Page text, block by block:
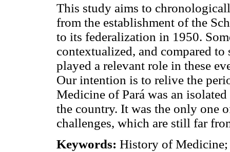
This study aims to
from the establishment of the
to its federalization in 1950.
contextualized, and compared
played a relevant role in these
Our intention is to relive the
Medicine of Pará was an
the country. It was the only one
challenges, which are still far
Keywords: History of Medicine;